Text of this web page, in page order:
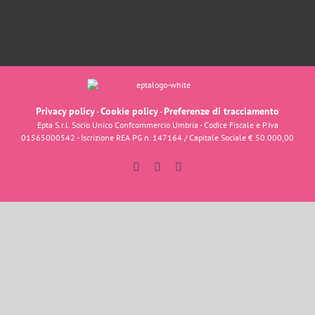
Privacy policy-Cookie policy-Preferenze di tracciamento
Epta S.r.l. Socio Unico Confcommercio Umbria - Codice Fiscale e P.Iva
01565000542 - Iscrizione REA PG n. 147164 / Capitale Sociale € 50.000,00
FacebookInstagram